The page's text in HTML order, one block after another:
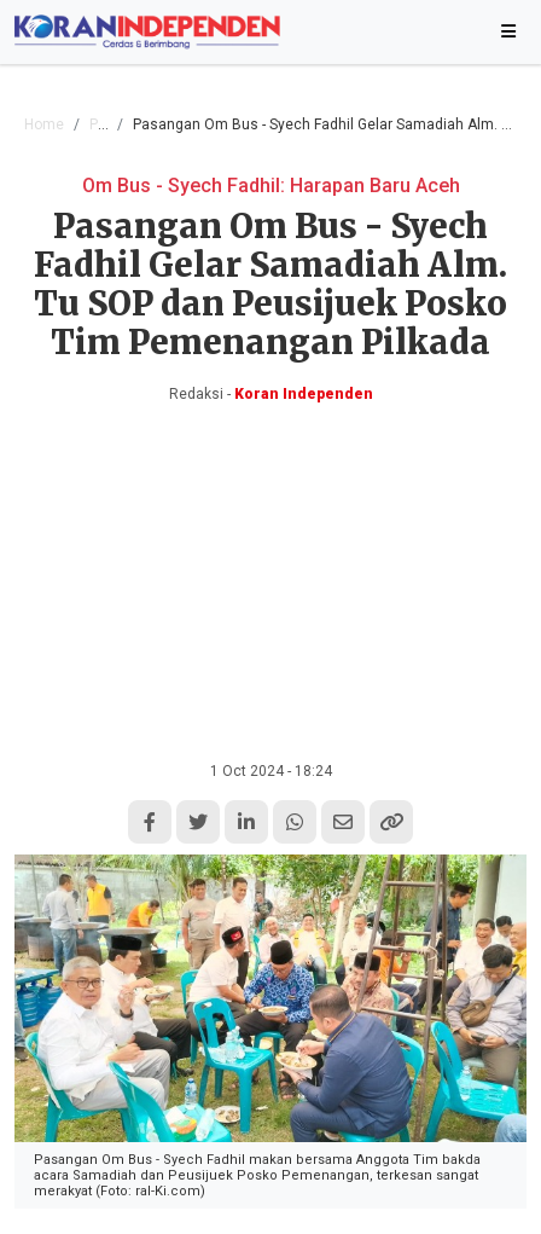
Home Pilkada Pasangan Om Bus - Syech Fadhil Gelar Samadiah Alm. Tu SOP dan Peusijuek Posko Tim Pemenangan Pilkada
Om Bus - Syech Fadhil: Harapan Baru Aceh
Pasangan Om Bus - Syech
Fadhil Gelar Samadiah Alm.
Tu SOP dan Peusijuek Posko
Tim Pemenangan Pilkada
Redaksi -Koran Independen
1 Oct 2024 - 18:24
Pasangan Om Bus - Syech Fadhil makan bersama Anggota Tim bakda
acara Samadiah dan Peusijuek Posko Pemenangan, terkesan sangat
merakyat (Foto: ral-Ki.com)